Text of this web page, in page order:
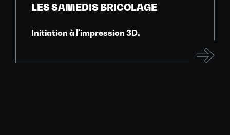
LES SAMEDIS BRICOLAGE
Initiation à l'impression 3D.